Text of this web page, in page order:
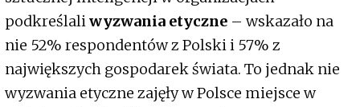
podkreślaliwyzwania etyczne – wskazało na
nie 52% respondentów z Polski i 57% z
największych gospodarek świata. To jednak nie
wyzwania etyczne zajęły w Polsce miejsce w